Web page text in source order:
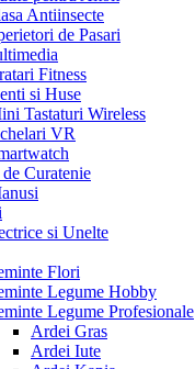
Antiinsecte
de Pasari
Fitness
si Huse
Tastaturi Wireless
VR
Curatenie
si Unelte
Flori
Legume Hobby
Legume Profesionale
Ardei Gras
Ardei Iute